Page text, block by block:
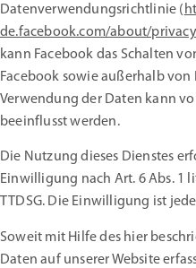
Datenverwendungsrichtlinie (
de.facebook.com/about/
kann Facebook das Schalten
Facebook sowie außerhalb
Verwendung der Daten kann
beeinflusst werden.
Die Nutzung dieses Dienstes
Einwilligung nach Art. 6 Abs. 1
TTDSG. Die Einwilligung ist
Soweit mit Hilfe des hier
Daten auf unserer Website